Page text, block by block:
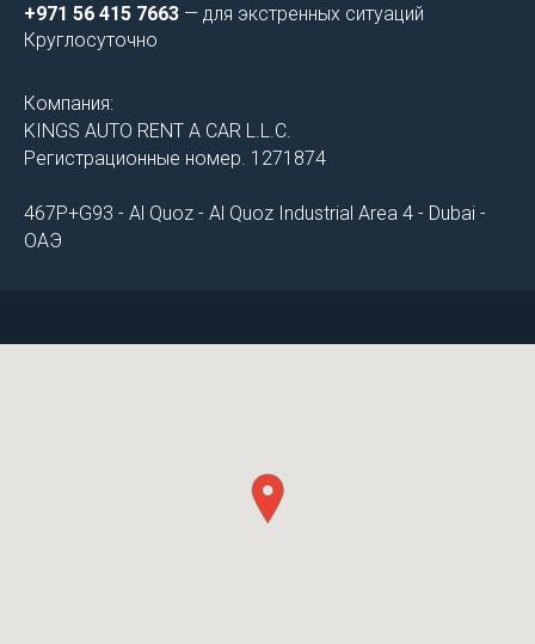
+971 56 415 7663 — для экстренных ситуаций
Круглосуточно
Компания:
KINGS AUTO RENT A CAR L.L.C.
Регистрационные номер. 1271874
467P+G93 - Al Quoz - Al Quoz Industrial Area 4 - Dubai -
ОАЭ